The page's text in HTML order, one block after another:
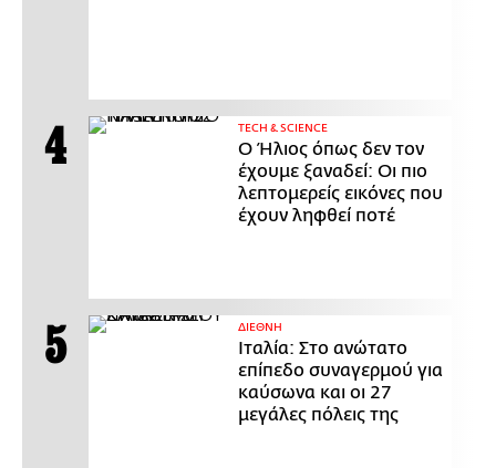
ΤECH & SCIENCE
Ο Ήλιος όπως δεν τον
έχουμε ξαναδεί: Οι πιο
λεπτομερείς εικόνες που
έχουν ληφθεί ποτέ
ΔΙΕΘΝΗ
Ιταλία: Στο ανώτατο
επίπεδο συναγερμού για
καύσωνα και οι 27
μεγάλες πόλεις της